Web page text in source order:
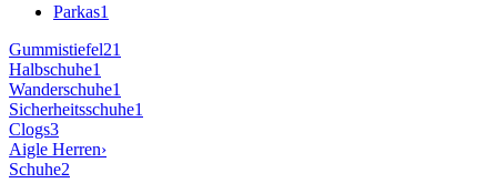
Parkas1
Gummistiefel21
Halbschuhe1
Wanderschuhe1
Sicherheitsschuhe1
Clogs3
Aigle Herren›
Schuhe2